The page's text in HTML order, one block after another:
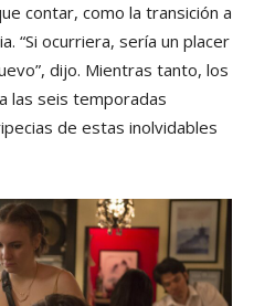
contar, como la transición a
“Si ocurriera, sería un placer
dijo. Mientras tanto, los
las seis temporadas
de estas inolvidables